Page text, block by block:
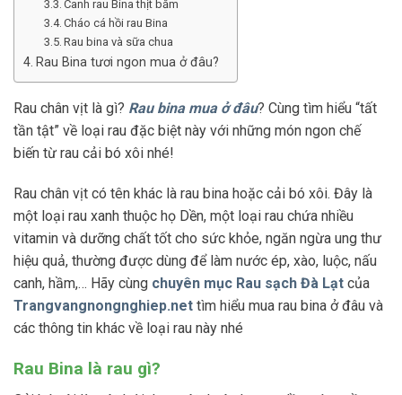
Canh rau Bina thịt băm
Cháo cá hồi rau Bina
Rau bina và sữa chua
Rau Bina tươi ngon mua ở đâu?
Rau chân vịt là gì? Rau bina mua ở đâu? Cùng tìm hiểu “tất
tần tật” về loại rau đặc biệt này với những món ngon chế
biến từ rau cải bó xôi nhé!
Rau chân vịt có tên khác là rau bina hoặc cải bó xôi. Đây là
một loại rau xanh thuộc họ Dền, một loại rau chứa nhiều
vitamin và dưỡng chất tốt cho sức khỏe, ngăn ngừa ung thư
hiệu quả, thường được dùng để làm nước ép, xào, luộc, nấu
canh, hầm,… Hãy cùng chuyên mục Rau sạch Đà Lạt của
Trangvangnongnghiep.net tìm hiểu mua rau bina ở đâu và
các thông tin khác về loại rau này nhé
Rau Bina là rau gì?